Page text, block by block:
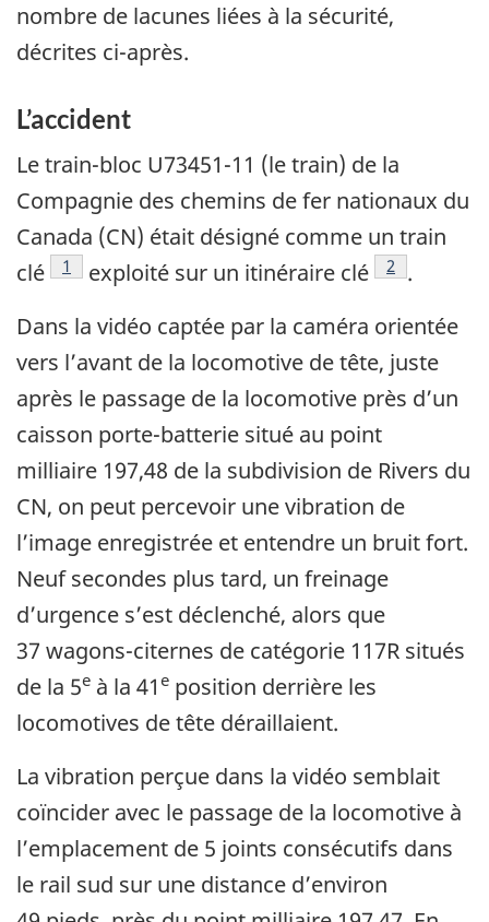
nombre de lacunes liées à la sécurité,
décrites ci-après.
L’accident
Le train-bloc U73451-11 (le train) de la
Compagnie des chemins de fer nationaux du
Canada (CN) était désigné comme un train
clé
Note de bas de page
1 exploité sur un itinéraire clé Note de bas
2 .
Dans la vidéo captée par la caméra orientée
vers l’avant de la locomotive de tête, juste
après le passage de la locomotive près d’un
caisson porte-batterie situé au point
milliaire 197,48 de la subdivision de Rivers du
CN, on peut percevoir une vibration de
l’image enregistrée et entendre un bruit fort.
Neuf secondes plus tard, un freinage
d’urgence s’est déclenché, alors que
37 wagons-citernes de catégorie 117R situés
de la 5e à la 41 e position derrière les
locomotives de tête déraillaient.
La vibration perçue dans la vidéo semblait
coïncider avec le passage de la locomotive à
l’emplacement de 5 joints consécutifs dans
le rail sud sur une distance d’environ